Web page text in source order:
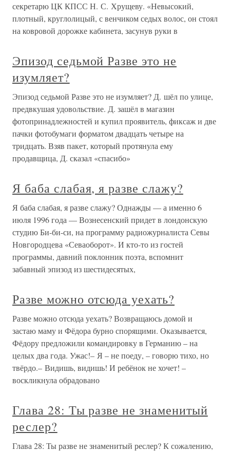
секретарю ЦК КПСС Н. С. Хрущеву. «Невысокий,
плотный, круглолицый, с венчиком седых волос, он стоял
на ковровой дорожке кабинета, засунув руки в
Эпизод седьмой Разве это не
изумляет?
Эпизод седьмой Разве это не изумляет? Д. шёл по улице,
предвкушая удовольствие. Д. зашёл в магазин
фотопринадлежностей и купил проявитель, фиксаж и две
пачки фотобумаги форматом двадцать четыре на
тридцать. Взяв пакет, который протянула ему
продавщица, Д. сказал «спасибо»
Я баба слабая, я разве слажу?
Я баба слабая, я разве слажу? Однажды — а именно 6
июля 1996 года — Вознесенский придет в лондонскую
студию Би-би-си, на программу радиожурналиста Севы
Новгородцева «Севаоборот». И кто-то из гостей
программы, давний поклонник поэта, вспомнит
забавный эпизод из шестидесятых,
Разве можно отсюда уехать?
Разве можно отсюда уехать? Возвращаюсь домой и
застаю маму и Фёдора бурно спорящими. Оказывается,
Фёдору предложили командировку в Германию – на
целых два года. Ужас!– Я – не поеду, – говорю тихо, но
твёрдо.– Видишь, видишь! И ребёнок не хочет! –
воскликнула обрадовано
Глава 28: Ты разве не знаменитый
реслер?
Глава 28: Ты разве не знаменитый реслер? К сожалению,